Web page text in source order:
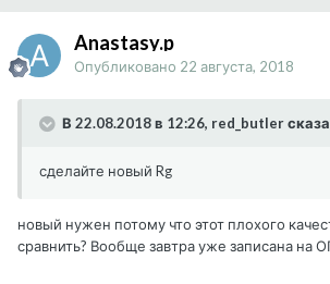
Anastasy.p
Опубликовано 22 августа, 2018
В 22.08.2018 в 12:26, red_butler
сделайте новый Rg
новый нужен потому что этот плохого
сравнить? Вообще завтра уже записана на